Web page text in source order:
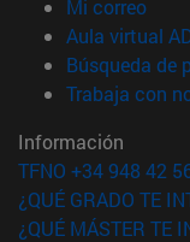
Mi correo
Aula virtual
Búsqueda de
Trabaja con
Información
TFNO +34 948 42
¿QUÉ GRADO TE
¿QUÉ MÁSTER TE